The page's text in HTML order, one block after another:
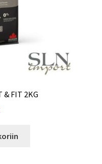
& FIT 2KG